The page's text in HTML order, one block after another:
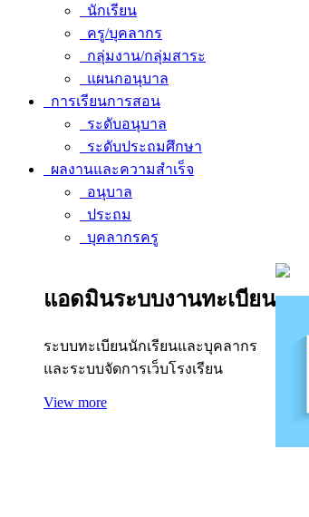
นักเรียน
ครู/บุคลากร
กลุ่มงาน/กลุ่มสาระ
แผนกอนุบาล
การเรียนการสอน
ระดับอนุบาล
ระดับประถมศึกษา
ผลงานและความสำเร็จ
อนุบาล
ประถม
บุคลากรครู
แอดมินระบบงานทะเบียน
ระบบทะเบียนนักเรียนและบุคลากร
และระบบจัดการเว็บโรงเรียน
View more